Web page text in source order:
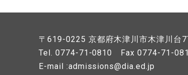
〒619-0225 京都府木津川市木津川台
Tel. 0774-71-0810 Fax 0774-71-
E-mail :admissions@dia.ed.jp